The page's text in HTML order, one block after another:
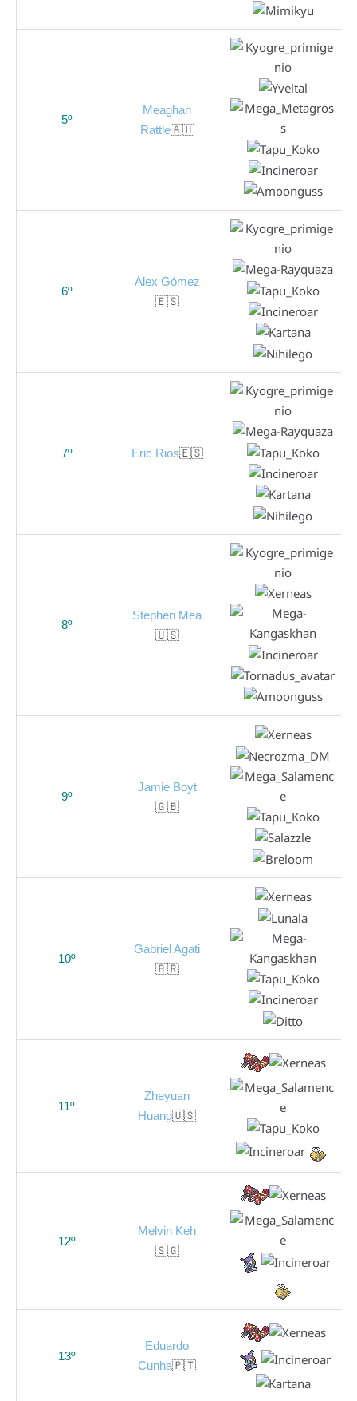
5º
Meaghan
Rattle🇦🇺
6º
Álex Gómez
🇪🇸
7º Eric Rios🇪🇸
8º
Stephen Mea
🇺🇸
9º
Jamie Boyt
🇬🇧
10º
Gabriel Agati
🇧🇷
11º
Zheyuan
Huang🇺🇸
12º
Melvin Keh
🇸🇬
13º
Eduardo
Cunha🇵🇹